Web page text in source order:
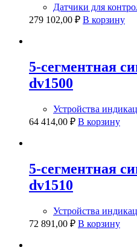
Датчики для
279 102,00 ₽ В корзину
5-сегментная
dv1500
Устройства
64 414,00 ₽ В корзину
5-сегментная
dv1510
Устройства
72 891,00 ₽ В корзину